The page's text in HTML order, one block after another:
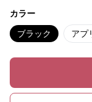
カラー
ブラック アプ